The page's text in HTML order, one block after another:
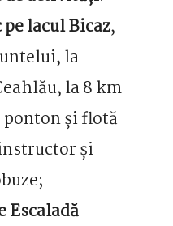
pe lacul Bicaz,
la
la 8 km
ponton și flotă
și
Escaladă